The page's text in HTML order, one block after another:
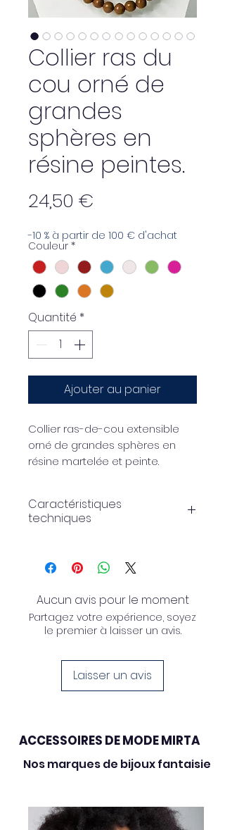
Collier ras du
cou orné de
grandes
sphères en
résine peintes.
24,50 €
-10 % à partir de 100 € d'achat
Couleur *
Quantité *
Ajouter au panier
Collier ras-de-cou extensible
orné de grandes sphères en
résine martelée et peinte.
Caractéristiques
techniques
sphères de 26 mm
Aucun avis pour le moment
Partagez votre expérience, soyez
le premier à laisser un avis.
Laisser un avis
ACCESSOIRES DE MODE MIRTA
Nos marques de bijoux fantaisie